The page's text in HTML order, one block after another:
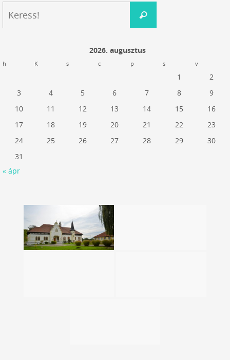
Keress!
2026. augusztus
h K s c p s v
1
2
3
4 5 6 7 8
9
10
11 12 13 14 15
16
17
18 19 20 21 22
23
24
25 26 27 28 29
30
31
« ápr